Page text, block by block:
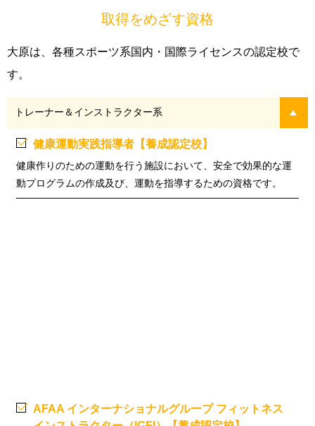
取得をめざす資格
大原は、各種スポーツ系国内・国際ライセンスの認定校で
す。
トレーナー＆インストラクター系
健康運動実践指導者【養成認定校】
健康作りのための運動を行う施設において、安全で効果的な運
動プログラムの作成及び、運動を指導するための資格です。
AFAA インターナショナルグループ フィットネス